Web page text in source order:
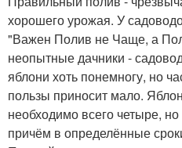
хорошего урожая. У
"Важен Полив не Чаще, а
неопытные дачники -
яблони хоть понемногу, но
пользы приносит мало.
необходимо всего четыре,
причём в определённые